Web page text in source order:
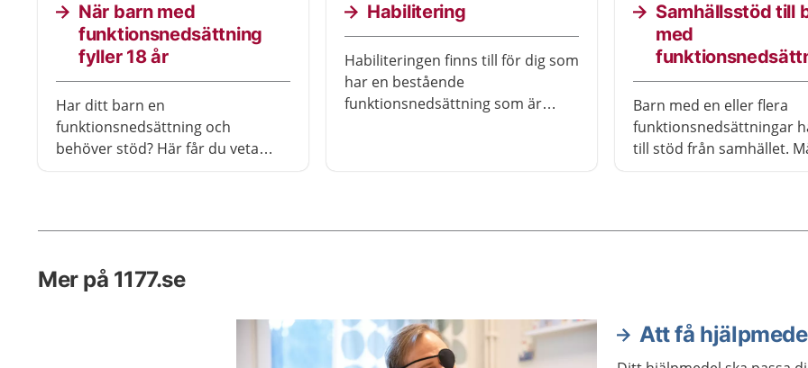
När barn med
funktionsnedsättning
fyller 18 år
Har ditt barn en
funktionsnedsättning och
behöver stöd? Här får du veta
Habilitering
Habiliteringen finns till för dig som
har en bestående
funktionsnedsättning som är
Samhällsstöd till
med
Barn med en eller flera
funktionsnedsättningar
till stöd från samhället.
Mer på 1177.se
Att få